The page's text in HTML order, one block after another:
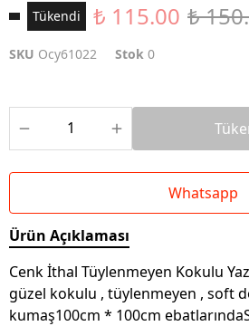
Tükendi ₺ 115.00 ₺
SKU Ocy61022 Stok 0
Whatsapp
Ürün Açıklaması
Cenk İthal Tüylenmeyen Kokulu
güzel kokulu , tüylenmeyen , soft
kumaş100cm * 100cm